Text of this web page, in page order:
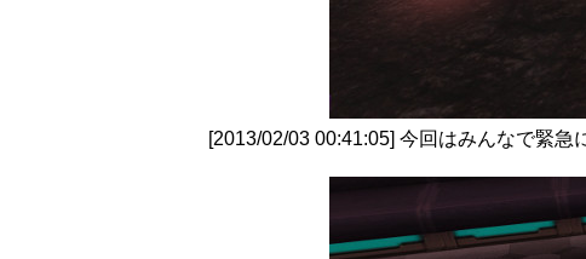
[2013/02/03 00:41:05] 今回はみんなで緊